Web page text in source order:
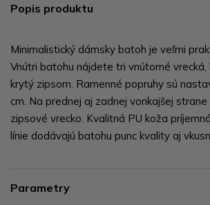
Popis produktu
Minimalistický dámsky batoh je veľmi
Vnútri batohu nájdete tri vnútorné
krytý zipsom. Ramenné popruhy sú
cm. Na prednej aj zadnej vonkajšej
zipsové vrecko. Kvalitná PU koža
línie dodávajú batohu punc kvality aj
Parametry